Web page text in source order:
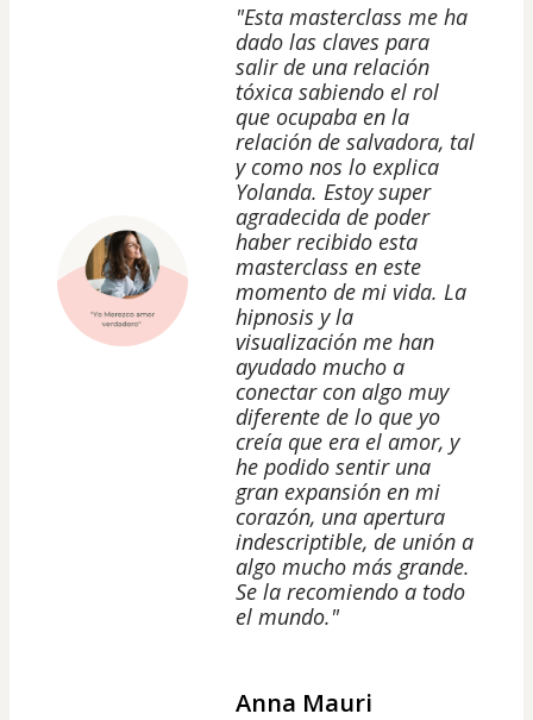
"Esta masterclass me ha
dado las claves para
salir de una relación
tóxica sabiendo el rol
que ocupaba en la
relación de salvadora, tal
y como nos lo explica
Yolanda. Estoy super
agradecida de poder
haber recibido esta
masterclass en este
momento de mi vida. La
hipnosis y la
visualización me han
ayudado mucho a
conectar con algo muy
diferente de lo que yo
creía que era el amor, y
he podido sentir una
gran expansión en mi
corazón, una apertura
indescriptible, de unión a
algo mucho más grande.
Se la recomiendo a todo
el mundo."
Anna Mauri